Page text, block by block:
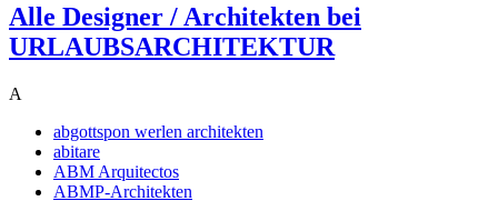
Alle Designer / Architekten bei
URLAUBSARCHITEKTUR
A
abgottspon werlen architekten
abitare
ABM Arquitectos
ABMP-Architekten